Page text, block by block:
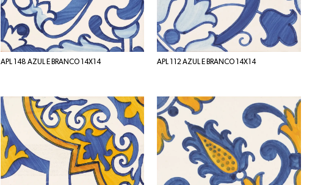
APL 148 AZUL E BRANCO 14X14 APL 112 AZUL E BRANCO 14X14